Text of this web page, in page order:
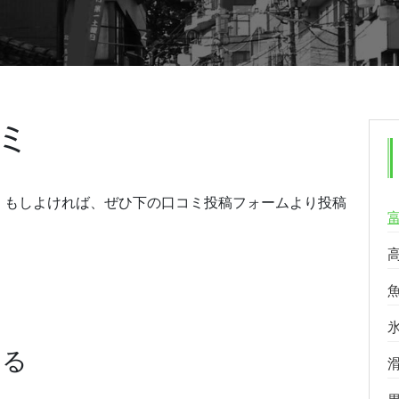
しよければ、ぜひ下の口コミ投稿フォームより投稿